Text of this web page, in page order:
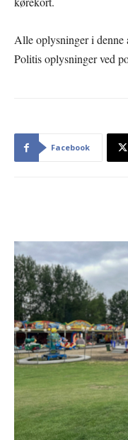
Alle oplysninger i denne
Politis oplysninger ved
Facebook